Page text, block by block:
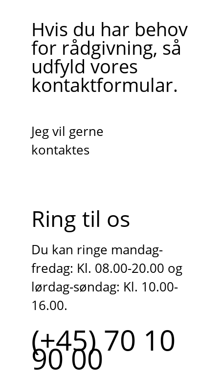
Hvis du har behov
for rådgivning, så
udfyld vores
kontaktformular.
Jeg vil gerne
kontaktes
Ring til os
Du kan ringe mandag-
fredag: Kl. 08.00-20.00 og
lørdag-søndag: Kl. 10.00-
16.00.
(+45) 70 10
90 00